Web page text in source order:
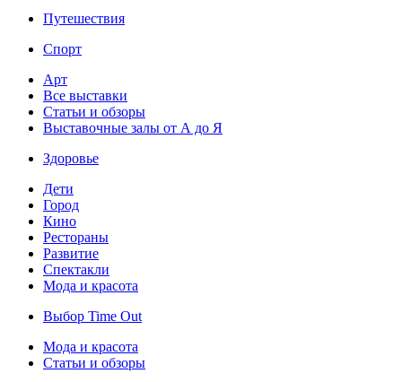
Путешествия
Спорт
Арт
Все выставки
Статьи и обзоры
Выставочные залы от А до Я
Здоровье
Дети
Город
Кино
Рестораны
Развитие
Спектакли
Мода и красота
Выбор Time Out
Мода и красота
Статьи и обзоры